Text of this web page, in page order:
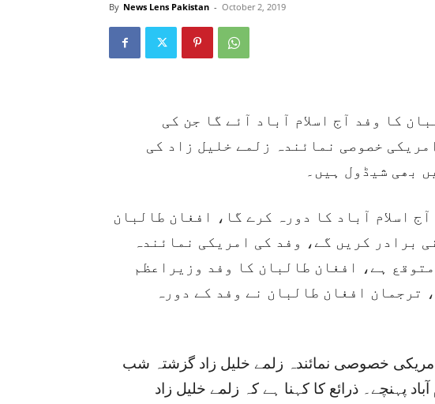
By News Lens Pakistan - October 2, 2019
کا وفد آج اسلام آباد آئے گا جن کی
خصوصی نمائندہ زلمے خلیل زاد کی
بھی شیڈول ہیں۔
اسلام آباد کا دورہ کرے گا، افغان طالبان
برادر کریں گے، وفد کی امریکی نمائندہ
ہے، افغان طالبان کا وفد وزیراعظم
ترجمان افغان طالبان نے وفد کے دورہ
خصوصی نمائندہ زلمے خلیل زاد گزشتہ شب
آباد پہنچے۔ ذرائع کا کہنا ہے کہ زلمے خلیل زاد